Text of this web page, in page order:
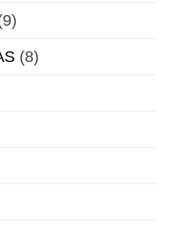
(8)